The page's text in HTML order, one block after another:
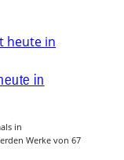
in
in
Werke von 67